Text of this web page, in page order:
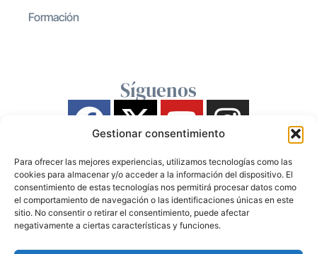
Gestionar consentimiento
Para ofrecer las mejores experiencias, utilizamos tecnologías como las
cookies para almacenar y/o acceder a la información del dispositivo. El
consentimiento de estas tecnologías nos permitirá procesar datos como
el comportamiento de navegación o las identificaciones únicas en este
sitio. No consentir o retirar el consentimiento, puede afectar
negativamente a ciertas características y funciones.
Formación
Síguenos